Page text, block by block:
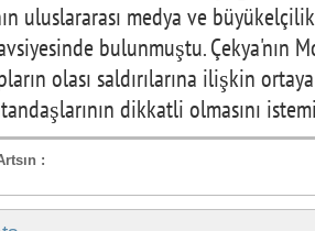
uluslararası medya ve
bulunmuştu. Çekya'nın
olası saldırılarına ilişkin
dikkatli olmasını
: